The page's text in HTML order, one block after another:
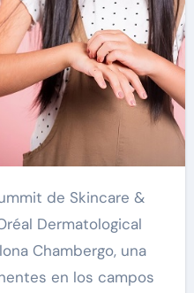
Dermatological
Chambergo, una
en los campos